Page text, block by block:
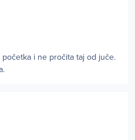
i ne pročita taj od juče.